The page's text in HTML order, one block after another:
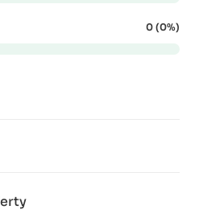
0 (0%)